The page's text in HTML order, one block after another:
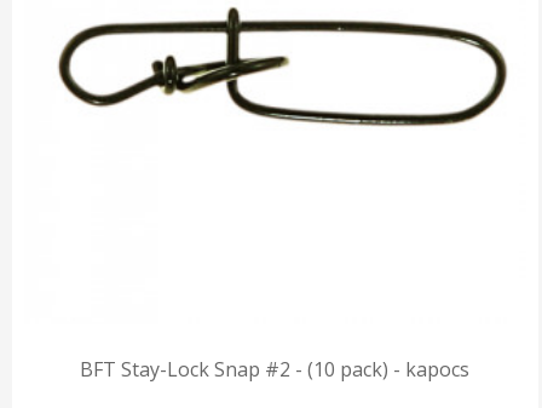
BFT Stay-Lock Snap #2 - (10 pack) - kapocs